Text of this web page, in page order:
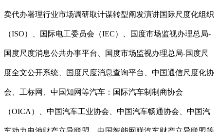
卖代办署理行业市场调研取计谋转型阐发演讲国际尺度化组织
（ISO）、国际电工委员会（IEC）、国度市场监视办理总局-
国度尺度消息公共办事平台、国度市场监视办理总局-国度尺
度全文公开系统、国度尺度消息查询平台、中国通信尺度化协
会、工标网、中国知网等汽车：国际汽车制制商协会
（OICA）、中国汽车工业协会、中国汽车畅通协会、中国汽